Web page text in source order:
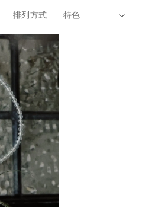
排列方式 :